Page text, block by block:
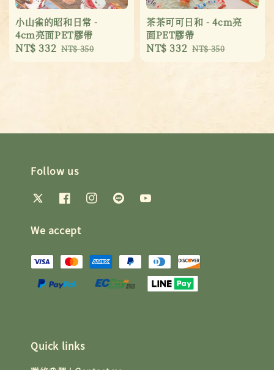
小山雀的昭和日常 -
4cm亮面PET膠帶
Sale
NT$ 332 Regular
NT$ 350
茶茶可可日和 - 4cm亮
面PET膠帶
Sale
NT$ 332 Regular
NT$ 350
Follow us
We accept
Quick links